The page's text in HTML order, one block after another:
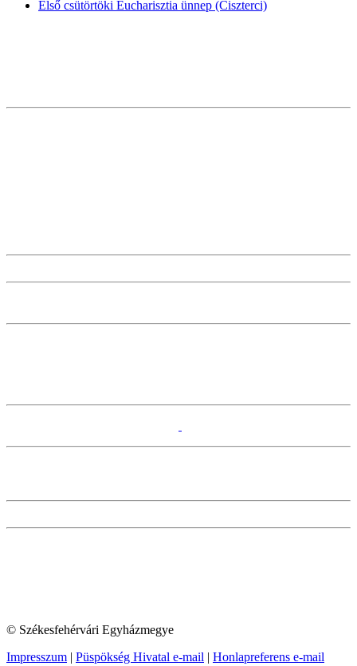
Első csütörtöki Eucharisztia ünnep (Ciszterci)
© Székesfehérvári Egyházmegye
Impresszum | Püspökség Hivatal e-mail | Honlapreferens e-mail